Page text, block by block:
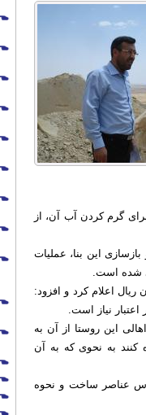
گرم کردن آب آن، از
مرمت و بازسازی این بنا، عملیات
شده است.
اعتبار هزینه شده برای مرمت این بنا را 450میلیون ریال اعلام کرد و افزود:
این روستا از آن به
کنند به نحوی که به آن
عناصر ساخت و نحوه